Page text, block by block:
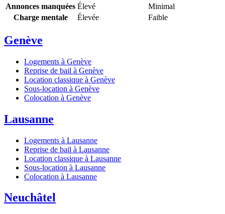
Annonces manquées Élevé
Minimal
Charge mentale
Élevée Faible
Genève
Logements à Genève
Reprise de bail à Genève
Location classique à Genève
Sous-location à Genève
Colocation à Genève
Lausanne
Logements à Lausanne
Reprise de bail à Lausanne
Location classique à Lausanne
Sous-location à Lausanne
Colocation à Lausanne
Neuchâtel